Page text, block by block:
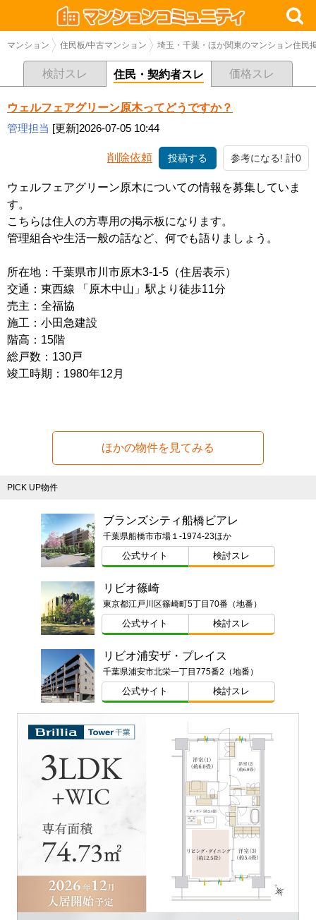
マンション 住民板/中古マンション 埼玉・千葉・ほか関東のマンション住民
検討スレ 住民・契約者スレ 価格スレ
ウェルフェアグリーン原木ってどうですか？
管理担当 [更新]2026-07-05 10:44
削除依頼 投稿する 参考になる! 計0
ウェルフェアグリーン原木についての情報を募集していま
す。
こちらは住人の方専用の掲示板になります。
管理組合や生活一般の話など、何でも語りましょう。
所在地：千葉県市川市原木3-1-5（住居表示）
交通：東西線 「原木中山」駅より徒歩11分
売主：全福協
施工：小田急建設
階高：15階
総戸数：130戸
竣工時期：1980年12月
ほかの物件を見てみる
PICK UP物件
ブランズシティ船橋ビアレ
千葉県船橋市市場１-1974-23ほか
公式サイト 検討スレ
リビオ篠崎
東京都江戸川区篠崎町5丁目70番（地番）
公式サイト 検討スレ
リビオ浦安ザ・プレイス
千葉県浦安市北栄一丁目775番2（地番）
公式サイト 検討スレ